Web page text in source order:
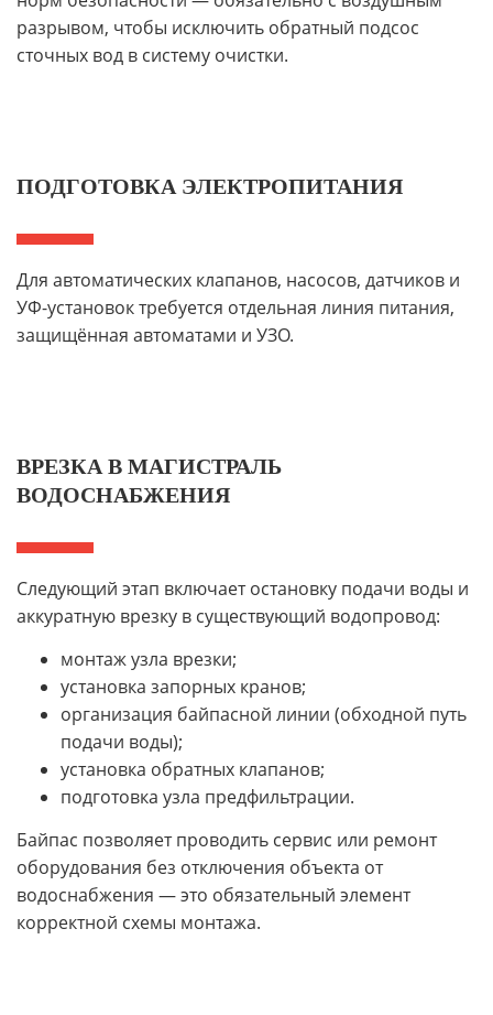
разрывом, чтобы исключить обратный подсос
сточных вод в систему очистки.
ПОДГОТОВКА ЭЛЕКТРОПИТАНИЯ
Для автоматических клапанов, насосов, датчиков и
УФ-установок требуется отдельная линия питания,
защищённая автоматами и УЗО.
ВРЕЗКА В МАГИСТРАЛЬ
ВОДОСНАБЖЕНИЯ
Следующий этап включает остановку подачи воды и
аккуратную врезку в существующий водопровод:
монтаж узла врезки;
установка запорных кранов;
организация байпасной линии (обходной путь
подачи воды);
установка обратных клапанов;
подготовка узла предфильтрации.
Байпас позволяет проводить сервис или ремонт
оборудования без отключения объекта от
водоснабжения — это обязательный элемент
корректной схемы монтажа.